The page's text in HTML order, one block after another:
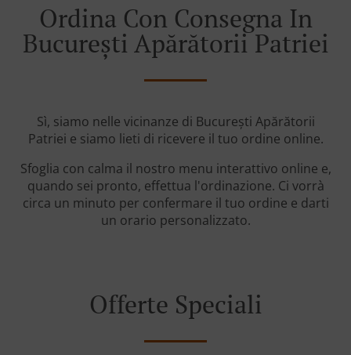
Ordina Con Consegna In
București Apărătorii Patriei
Sì, siamo nelle vicinanze di București Apărătorii
Patriei e siamo lieti di ricevere il tuo ordine online.
Sfoglia con calma il nostro menu interattivo online e,
quando sei pronto, effettua l'ordinazione. Ci vorrà
circa un minuto per confermare il tuo ordine e darti
un orario personalizzato.
Offerte Speciali